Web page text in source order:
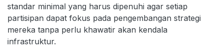
standar minimal yang harus dipenuhi agar setiap
partisipan dapat fokus pada pengembangan strategi
mereka tanpa perlu khawatir akan kendala
infrastruktur.